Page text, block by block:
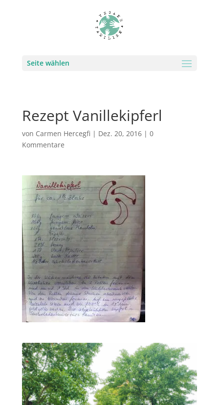
Seite wählen
Rezept Vanillekipferl
von Carmen Hercegfi | Dez. 20, 2016| 0
Kommentare